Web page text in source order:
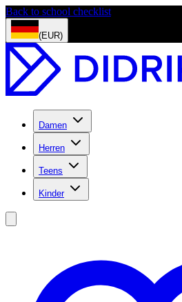
Back to school checklist
(EUR)
Damen
Herren
Teens
Kinder